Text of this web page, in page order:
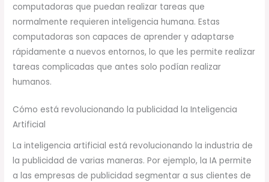
computadoras que puedan realizar tareas que
normalmente requieren inteligencia humana. Estas
computadoras son capaces de aprender y adaptarse
rápidamente a nuevos entornos, lo que les permite realizar
tareas complicadas que antes solo podían realizar
humanos.
Cómo está revolucionando la publicidad la Inteligencia
Artificial
La inteligencia artificial está revolucionando la industria de
la publicidad de varias maneras. Por ejemplo, la IA permite
a las empresas de publicidad segmentar a sus clientes de